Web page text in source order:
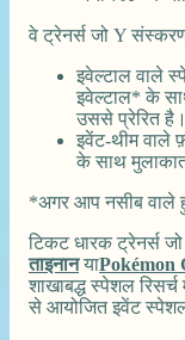
वे ट्रेनर्स जो Y
इवेल्टाल वाले
इवेल्टाल* के
उससे प्रेरित है।
इवेंट-थीम वाले
के साथ मुलाकात
*अगर आप नसीब वाले
टिकट धारक ट्रेनर्स
ताइनानयाPokémon
शाखाबद्ध स्पेशल
से आयोजित इवेंट स्पेशल